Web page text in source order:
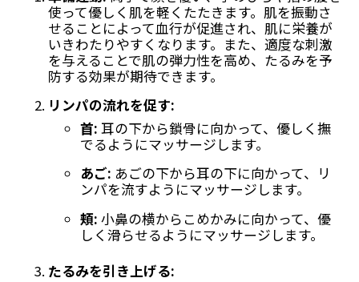
使って優しく肌を軽くたたきます。肌を振動さ
せることによって血行が促進され、肌に栄養が
いきわたりやすくなります。また、適度な刺激
を与えることで肌の弾力性を高め、たるみを予
防する効果が期待できます。
リンパの流れを促す:
首: 耳の下から鎖骨に向かって、優しく撫
でるようにマッサージします。
あご: あごの下から耳の下に向かって、リ
ンパを流すようにマッサージします。
頬: 小鼻の横からこめかみに向かって、優
しく滑らせるようにマッサージします。
たるみを引き上げる: